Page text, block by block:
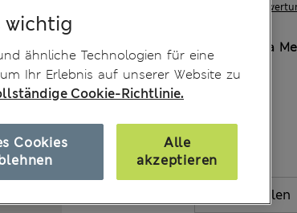
2
FARBE: Rosa
Ausverkauft
GRÖSSE
wichtig
ähnliche Technologien für eine
Ihr Erlebnis auf unserer Website zu
Cookie-Richtlinie.
Cookies
Alle
akzeptieren